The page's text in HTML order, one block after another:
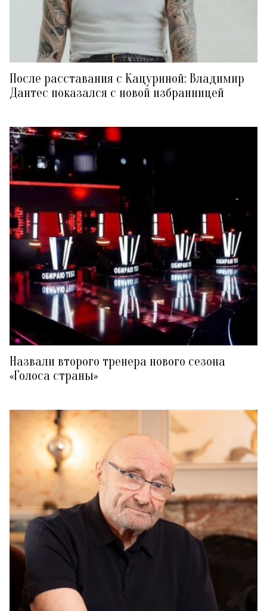
После расставания с Кацуриной: Владимир
Дантес показался с новой избранницей
Назвали второго тренера нового сезона
«Голоса страны»